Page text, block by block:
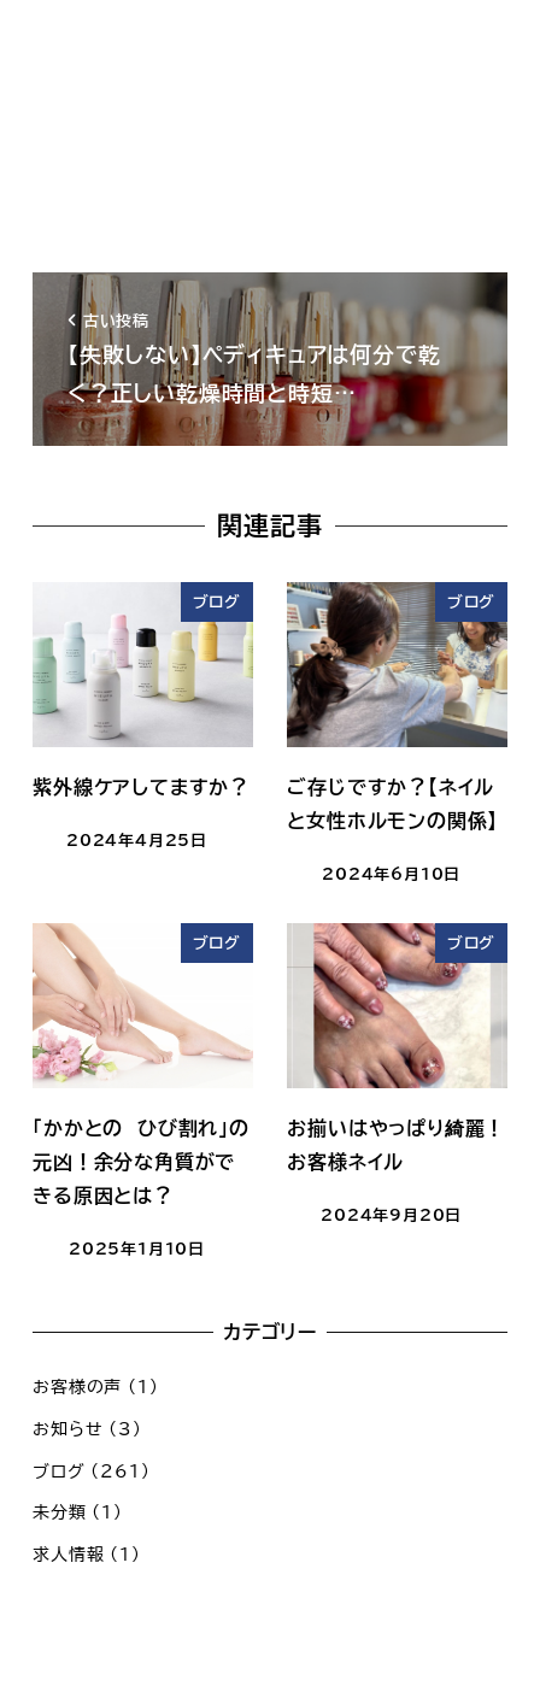
古い投稿
【失敗しない】ペディキュアは何分で乾
く？正しい乾燥時間と時短…
関連記事
ブログ
紫外線ケアしてますか？
2024年4月25日
ブログ
ご存じですか？【ネイル
と女性ホルモンの関係】
2024年6月10日
ブログ
「かかとの ひび割れ」の
元凶！余分な角質がで
きる原因とは？
2025年1月10日
ブログ
お揃いはやっぱり綺麗！
お客様ネイル
2024年9月20日
カテゴリー
お客様の声 (1)
お知らせ (3)
ブログ (261)
未分類 (1)
求人情報 (1)